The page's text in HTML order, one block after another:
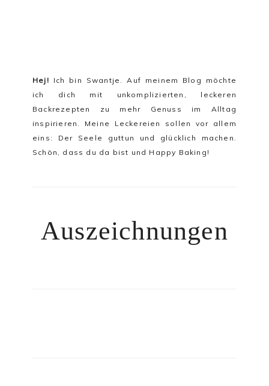
Hej! Ich bin Swantje. Auf meinem Blog möchte
ich dich mit unkomplizierten, leckeren
Backrezepten zu mehr Genuss im Alltag
inspirieren. Meine Leckereien sollen vor allem
eins: Der Seele guttun und glücklich machen .
Schön, dass du da bist und Happy Baking!
Auszeichnungen